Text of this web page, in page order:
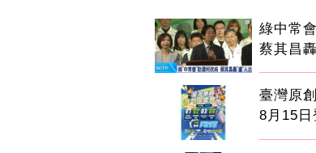
綠中常
蔡其昌
臺灣原
8月15